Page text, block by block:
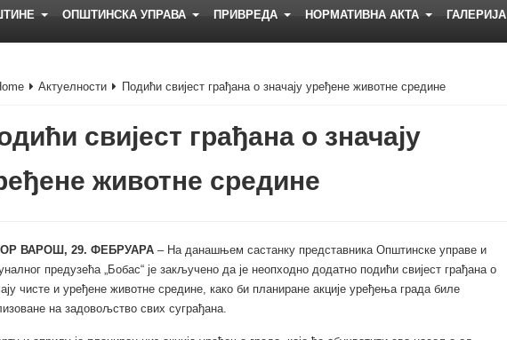
ОПШТИНСКА УПРАВА ПРИВРЕДА НОРМАТИВНА АКТА ГАЛЕРИЈА
Актуелности Подићи свијест грађана о значају уређене животне средине
свијест грађана о значају
животне средине
ВАРОШ, 29. ФЕБРУАРА– На данашњем састанку представника Општинске управе и
предузећа „Бобас“ је закључено да је неопходно додатно подићи свијест грађана о
чисте и уређене животне средине, како би планиране акције уређења града биле
на задовољство свих суграђана.